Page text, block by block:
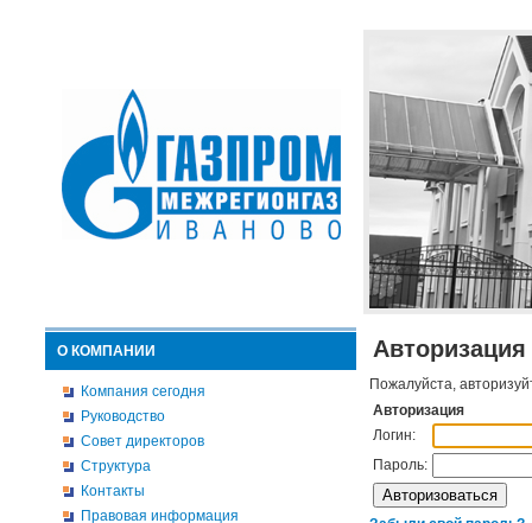
О КОМПАНИИ
Компания сегодня
Руководство
Совет директоров
Структура
Контакты
Правовая информация
Авторизация
Пожалуйста,
Авторизация
Логин:
Пароль: